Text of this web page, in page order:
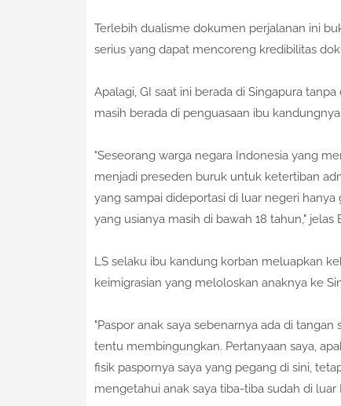
​Terlebih dualisme dokumen perjalanan ini
serius yang dapat mencoreng kredibilitas
​Apalagi, GI saat ini berada di Singapura
masih berada di penguasaan ibu
​"Seseorang warga negara Indonesia yang
menjadi preseden buruk untuk ketertiban
yang sampai dideportasi di luar negeri
yang usianya masih di bawah 18 tahun," jelas
LS selaku ibu kandung korban meluapkan
keimigrasian yang meloloskan anaknya ke
​"Paspor anak saya sebenarnya ada di
tentu membingungkan. Pertanyaan saya,
fisik paspornya saya yang pegang di sini,
mengetahui anak saya tiba-tiba sudah di luar